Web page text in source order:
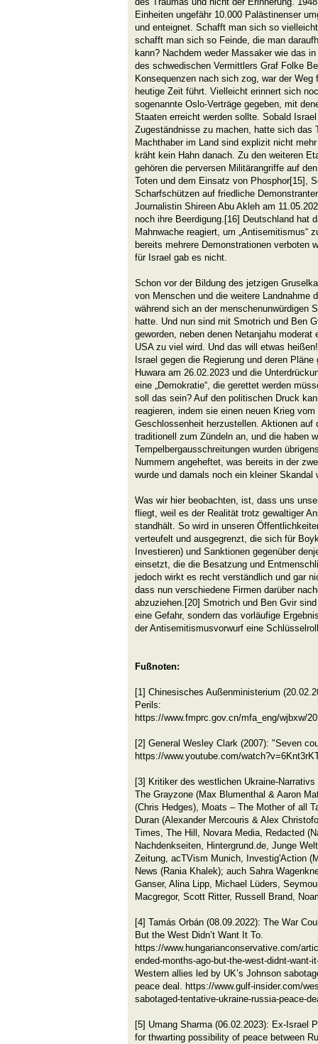
Einheiten ungefähr 10.000 Palästinenser
und enteignet. Schafft man sich so
schafft man sich so Feinde, die man
kann? Nachdem weder Massaker wie das
des schwedischen Vermittlers Graf Folke
Konsequenzen nach sich zog, war der
heutige Zeit führt. Vielleicht erinnert sich
sogenannte Oslo-Verträge gegeben, mit
Staaten erreicht werden sollte. Sobald
Zugeständnisse zu machen, hatte sich das
Machthaber im Land sind explizit nicht
kräht kein Hahn danach. Zu den weiteren
gehören die perversen Militärangriffe auf
Toten und dem Einsatz von Phosphor[15],
Scharfschützen auf friedliche
Journalistin Shireen Abu Akleh am
noch ihre Beerdigung.[16] Deutschland hat
Mahnwache reagiert, um „Antisemitismus“
bereits mehrere Demonstrationen verboten
für Israel gab es nicht.
Schon vor der Bildung des jetzigen
von Menschen und die weitere Landnahme
während sich an der menschenunwürdigen
hatte. Und nun sind mit Smotrich und Ben
geworden, neben denen Netanjahu
USA zu viel wird. Und das will etwas
Israel gegen die Regierung und deren
Huwara am 26.02.2023 und die
eine „Demokratie“, die gerettet werden
soll das sein? Auf den politischen Druck
reagieren, indem sie einen neuen Krieg
Geschlossenheit herzustellen. Aktionen auf
traditionell zum Zündeln an, und die haben
Tempelbergausschreitungen wurden
Nummern angeheftet, was bereits in der
wurde und damals noch ein kleiner Skandal
Was wir hier beobachten, ist, dass uns
fliegt, weil es der Realität trotz gewaltiger
standhält. So wird in unseren
verteufelt und ausgegrenzt, die sich für
Investieren) und Sanktionen gegenüber
einsetzt, die die Besatzung und
jedoch wirkt es recht verständlich und gar
dass nun verschiedene Firmen darüber
abzuziehen.[20] Smotrich und Ben Gvir
eine Gefahr, sondern das vorläufige
der Antisemitismusvorwurf eine
Fußnoten:
[1] Chinesisches Außenministerium
Perils:
https://www.fmprc.gov.cn/mfa_eng/wjbxw/
[2] General Wesley Clark (2007): "Seven
https://www.youtube.com/
[3] Kritiker des westlichen Ukraine-
The Grayzone (Max Blumenthal & Aaron
(Chris Hedges), Moats – The Mother of all
Duran (Alexander Mercouris & Alex
Times, The Hill, Novara Media, Redacted
Nachdenkseiten, Hintergrund.de, Junge
Zeitung, acTVism Munich, Investig'Action
News (Rania Khalek); auch Sahra
Ganser, Alina Lipp, Michael Lüders,
Macgregor, Scott Ritter, Russell Brand,
[4] Tamás Orbán (08.09.2022): The War
But the West Didn’t Want It To.
https://www.hungarianconservative.com/
ended-months-ago-but-the-west-didnt-
Western allies led by UK’s Johnson
peace deal. https://www.gulf-insider.com/
sabotaged-tentative-ukraine-russia-peace-
[5] Umang Sharma (06.02.2023): Ex-Israel
for thwarting possibility of peace between